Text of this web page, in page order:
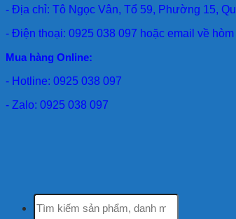
- Địa chỉ: Tô Ngọc Vân, Tổ 59, Phường 15,
- Điện thoại: 0925 038 097 hoặc email về
Mua hàng Online:
- Hotline: 0925 038 097
- Zalo: 0925 038 097
Tìm
kiếm: